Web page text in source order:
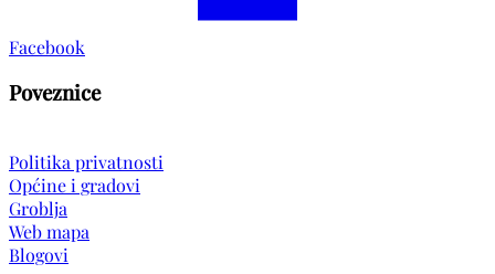
Facebook
Poveznice
Politika privatnosti
Općine i gradovi
Groblja
Web mapa
Blogovi